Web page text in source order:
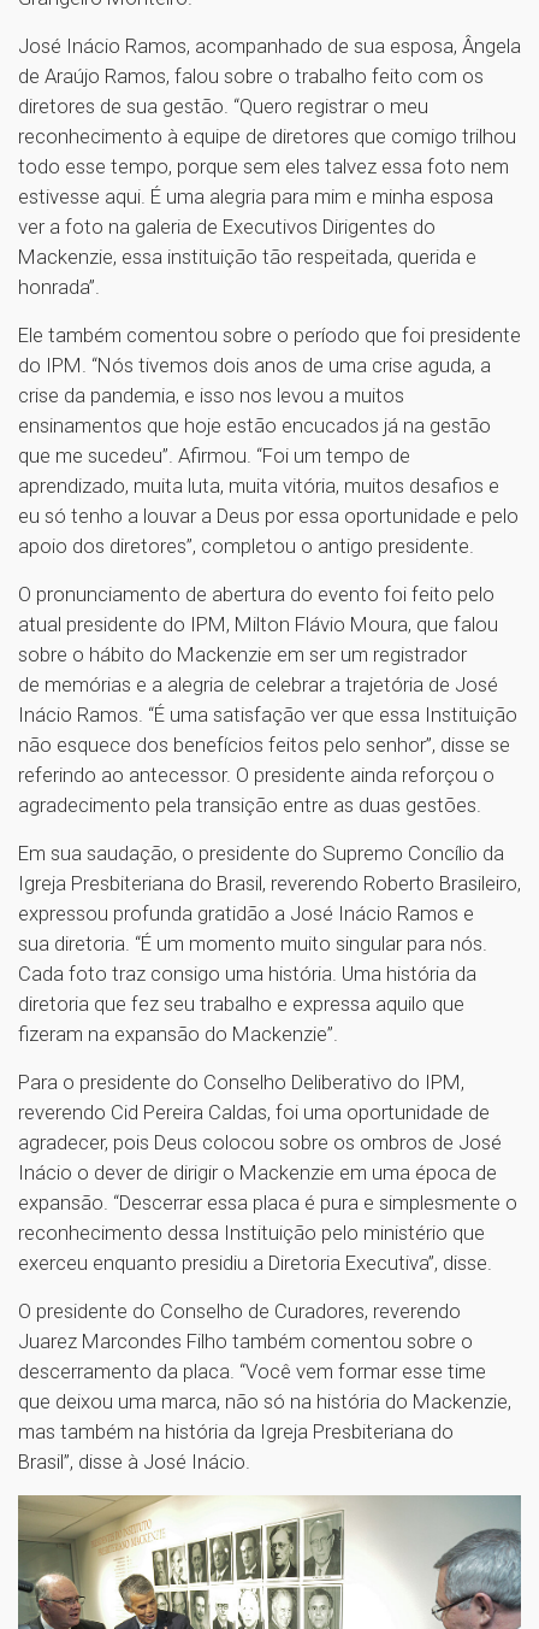
José Inácio Ramos, acompanhado de sua esposa, Ângela
de Araújo Ramos, falou sobre o trabalho feito com os
diretores de sua gestão. “Quero registrar o meu
reconhecimento à equipe de diretores que comigo trilhou
todo esse tempo, porque sem eles talvez essa foto nem
estivesse aqui. É uma alegria para mim e minha esposa
ver a foto na galeria de Executivos Dirigentes do
Mackenzie, essa instituição tão respeitada, querida e
honrada”.
Ele também comentou sobre o período que foi presidente
do IPM. “Nós tivemos dois anos de uma crise aguda, a
crise da pandemia, e isso nos levou a muitos
ensinamentos que hoje estão encucados já na gestão
que me sucedeu”. Afirmou. “Foi um tempo de
aprendizado, muita luta, muita vitória, muitos desafios e
eu só tenho a louvar a Deus por essa oportunidade e pelo
apoio dos diretores”, completou o antigo presidente.
O pronunciamento de abertura do evento foi feito pelo
atual presidente do IPM, Milton Flávio Moura, que falou
sobre o hábito do Mackenzie em ser um registrador
de memórias e a alegria de celebrar a trajetória de José
Inácio Ramos. “É uma satisfação ver que essa Instituição
não esquece dos benefícios feitos pelo senhor”, disse se
referindo ao antecessor. O presidente ainda reforçou o
agradecimento pela transição entre as duas gestões.
Em sua saudação, o presidente do Supremo Concílio da
Igreja Presbiteriana do Brasil, reverendo Roberto Brasileiro,
expressou profunda gratidão a José Inácio Ramos e
sua diretoria. “É um momento muito singular para nós.
Cada foto traz consigo uma história. Uma história da
diretoria que fez seu trabalho e expressa aquilo que
fizeram na expansão do Mackenzie”.
Para o presidente do Conselho Deliberativo do IPM,
reverendo Cid Pereira Caldas, foi uma oportunidade de
agradecer, pois Deus colocou sobre os ombros de José
Inácio o dever de dirigir o Mackenzie em uma época de
expansão. “Descerrar essa placa é pura e simplesmente o
reconhecimento dessa Instituição pelo ministério que
exerceu enquanto presidiu a Diretoria Executiva”, disse.
O presidente do Conselho de Curadores, reverendo
Juarez Marcondes Filho também comentou sobre o
descerramento da placa. “Você vem formar esse time
que deixou uma marca, não só na história do Mackenzie,
mas também na história da Igreja Presbiteriana do
Brasil”, disse à José Inácio.